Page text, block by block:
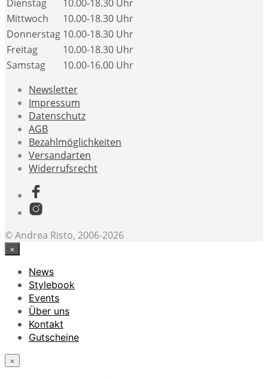
Dienstag
10.00-18.30 Uhr
Mittwoch
10.00-18.30 Uhr
Donnerstag 10.00-18.30 Uhr
Freitag
10.00-18.30 Uhr
Samstag
10.00-16.00 Uhr
Newsletter
Impressum
Datenschutz
AGB
Bezahlmöglichkeiten
Versandarten
Widerrufsrecht
© Andrea Risto, 2006-2026
×
News
Stylebook
Events
Über uns
Kontakt
Gutscheine
×